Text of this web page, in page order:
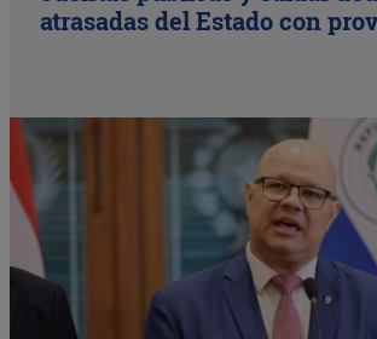
atrasadas del Estado con